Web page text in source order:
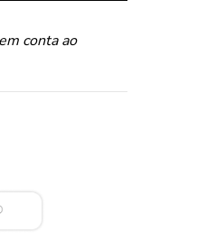
conta ao